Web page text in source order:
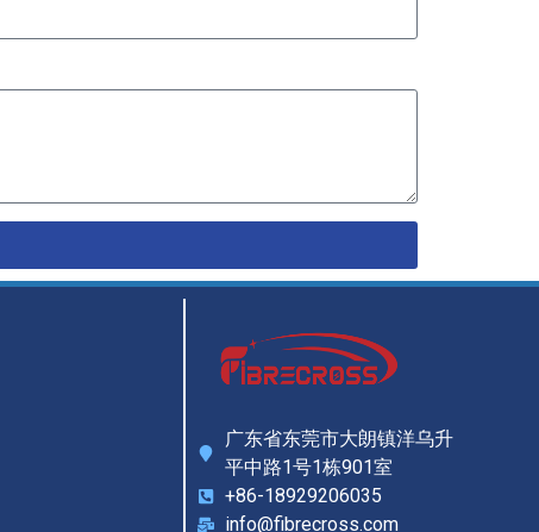
广东省东莞市大朗镇洋乌升
平中路1号1栋901室
+86-18929206035
info@fibrecross.com